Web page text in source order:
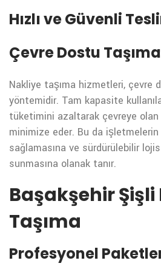
Hızlı ve Güvenli
Çevre Dostu
Nakliye taşıma hizmetleri, çevre
yöntemidir. Tam kapasite
tüketimini azaltarak çevreye
minimize eder. Bu da
sağlamasına ve sürdürülebilir
sunmasına olanak tanır.
Başakşehir Şişli
Taşıma
Profesyonel